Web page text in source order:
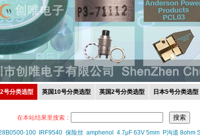
号分类选型 英国10号分类选型 英国2号分类选型 日本5号分类选型
在本站结果里搜索：
100 IRF9540 保险丝 amphenol 4.7μF 63V 5mm P沟道 8ohm